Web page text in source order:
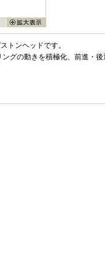
トンヘッドです。
グの動きを積極化、前進・